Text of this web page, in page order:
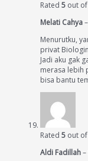
Rated 5 out
Melati Cahya–
Menurutku,
privat
Jadi aku gak
merasa lebih
bisa bantu
Rated 5 out
Aldi Fadillah–